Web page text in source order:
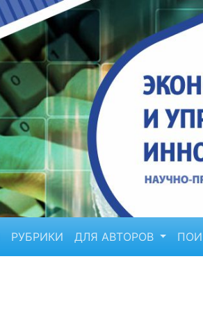
РУБРИКИ ДЛЯ АВТОРОВ